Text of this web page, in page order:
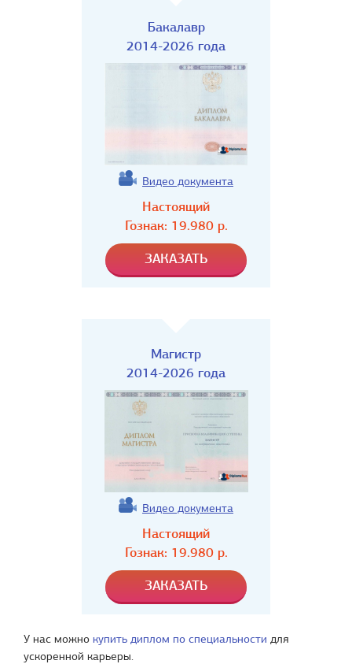
Бакалавр
2014-2026 года
Видео документа
Настоящий
Гознак: 19.980р.
Магистр
2014-2026 года
Видео документа
Настоящий
Гознак: 19.980р.
У нас можно купить диплом по специальности для
ускоренной карьеры.